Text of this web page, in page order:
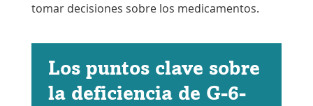
tomar decisiones sobre los medicamentos.
Los puntos clave sobre
la deficiencia de G-6-